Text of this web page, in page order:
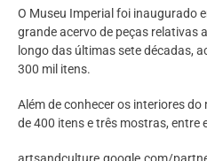
O Museu Imperial foi inaugurado
grande acervo de peças relativas
longo das últimas sete décadas,
300 mil itens.
Além de conhecer os interiores
de 400 itens e três mostras, entre